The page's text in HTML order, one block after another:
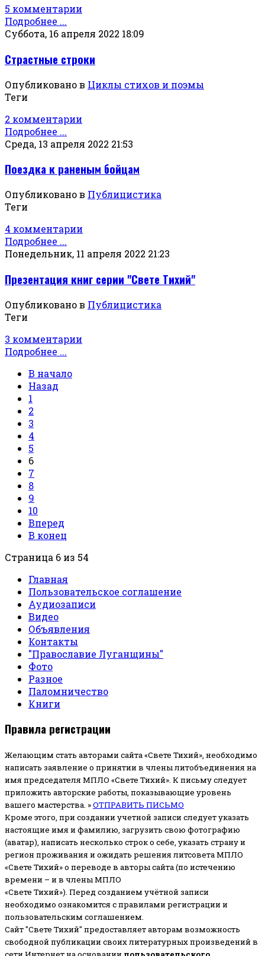
5 комментарии
Подробнее ...
Суббота, 16 апреля 2022 18:09
Страстные строки
Опубликовано в Циклы стихов и поэмы
Теги
2 комментарии
Подробнее ...
Среда, 13 апреля 2022 21:53
Поездка к раненым бойцам
Опубликовано в Публицистика
Теги
4 комментарии
Подробнее ...
Понедельник, 11 апреля 2022 21:23
Презентация книг серии "Свете Тихий"
Опубликовано в Публицистика
Теги
3 комментарии
Подробнее ...
В начало
Назад
1
2
3
4
5
6
7
8
9
10
Вперед
В конец
Страница 6 из 54
Главная
Пользовательское соглашение
Аудиозаписи
Видео
Объявления
Контакты
"Православие Луганщины"
Фото
Разное
Паломничество
Книги
Правила регистрации
Желающим стать авторами сайта «Свете Тихий», необходимо
написать заявление о принятии в члены литобъединения на
имя председателя МПЛО «Свете Тихий». К письму следует
приложить авторские работы, показывающие уровень
вашего мастерства. »ОТПРАВИТЬ ПИСЬМО
Кроме этого, при создании учетной записи следует указать
настоящие имя и фамилию, загрузить свою фотографию
(аватар), написать несколько строк о себе, указать страну и
регион проживания и ожидать решения литсовета МПЛО
«Свете Тихий» о переводе в авторы сайта (по истечению
времени – и в члены МПЛО
«Свете Тихий»). Перед созданием учётной записи
необходимо ознакомится с правилами регистрации и
пользовательским соглашением.
Сайт "Свете Тихий" предоставляет авторам возможность
свободной публикации своих литературных произведений в